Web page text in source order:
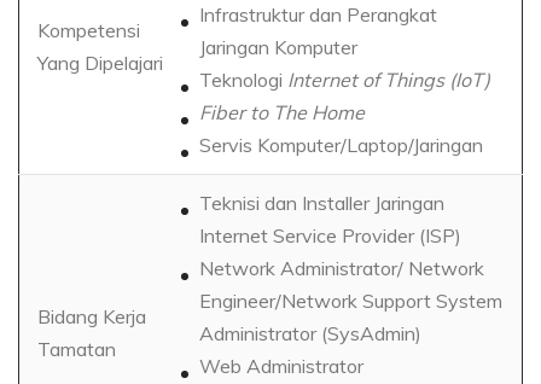
Kompetensi
Yang Dipelajari
Infrastruktur dan Perangkat
Jaringan Komputer
Teknologi Internet of Things (IoT)
Fiber to The Home
Servis Komputer/Laptop/Jaringan
Bidang Kerja
Tamatan
Teknisi dan Installer Jaringan
Internet Service Provider (ISP)
Network Administrator/ Network
Engineer/Network Support System
Administrator (SysAdmin)
Web Administrator